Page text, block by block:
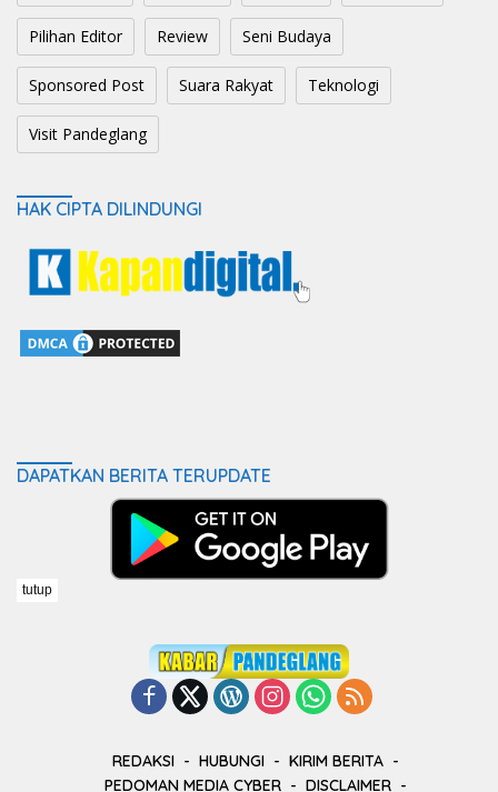
Pilihan Editor Review Seni Budaya
Sponsored Post Suara Rakyat Teknologi
Visit Pandeglang
HAK CIPTA DILINDUNGI
DAPATKAN BERITA TERUPDATE
REDAKSI HUBUNGI
KIRIM BERITA
PEDOMAN MEDIA CYBER
DISCLAIMER
tutup